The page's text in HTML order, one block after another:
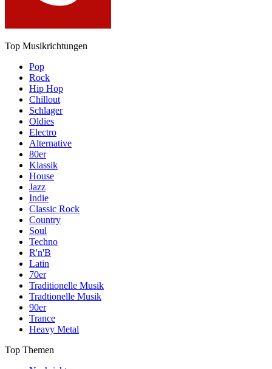
Top Musikrichtungen
Pop
Rock
Hip Hop
Chillout
Schlager
Oldies
Electro
Alternative
80er
Klassik
House
Jazz
Indie
Classic Rock
Country
Soul
Techno
R'n'B
Latin
70er
Traditionelle Musik
Tradtionelle Musik
90er
Trance
Heavy Metal
Top Themen